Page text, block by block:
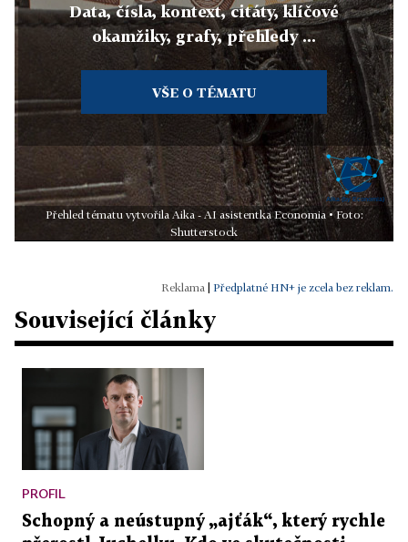
Data, čísla, kontext, citáty, klíčové
okamžiky, grafy, přehledy ...
VŠE O TÉMATU
Přehled tématu vytvořila Aika - AI asistentka Economia • Foto:
Shutterstock
| Předplatné HN+ je zcela bez reklam.
Související články
PROFIL
Schopný a neústupný „ajťák“, který rychle